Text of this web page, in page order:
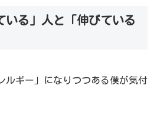
いる」人と「伸びている
ルギー」になりつつある僕が気付